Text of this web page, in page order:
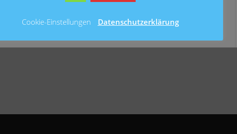
Cookie-Einstellungen Datenschutzerklärung